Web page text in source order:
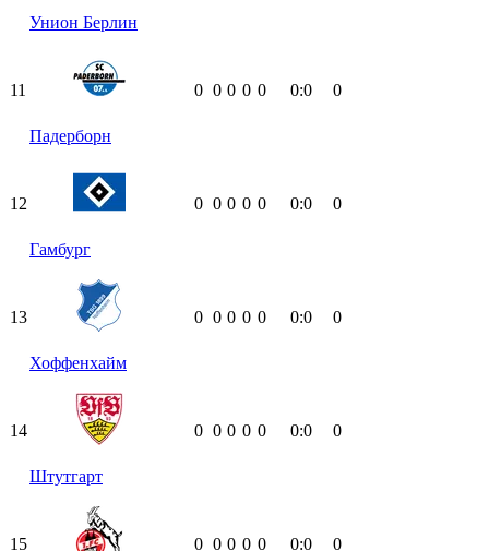
Унион Берлин
11
Падерборн
0 0 0 0 0 0:0 0
12
Гамбург
0 0 0 0 0 0:0 0
13
Хоффенхайм
0 0 0 0 0 0:0 0
14
Штутгарт
0 0 0 0 0 0:0 0
15 0 0 0 0 0 0:0 0